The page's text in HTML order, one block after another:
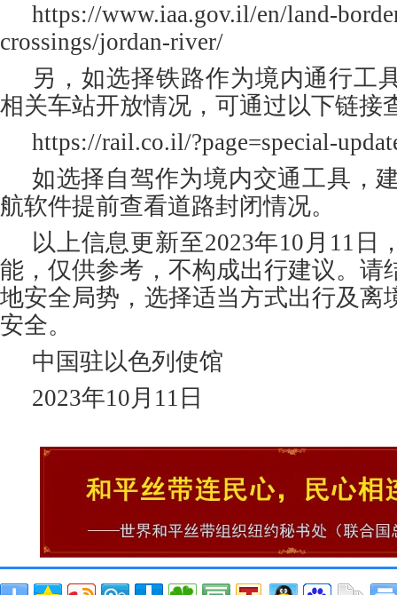
https://www.iaa.gov.il/en/land-
crossings/jordan-river/
另，如选择铁路作为境内通行工
相关车站开放情况，可通过以下链接
https://rail.co.il/?page=special-
如选择自驾作为境内交通工具，
航软件提前查看道路封闭情况。
以上信息更新至2023年10月11日
能，仅供参考，不构成出行建议。请
地安全局势，选择适当方式出行及离
安全。
中国驻以色列使馆
2023年10月11日